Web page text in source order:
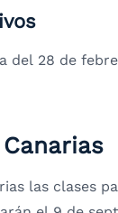
del 28 de
Canarias
las clases